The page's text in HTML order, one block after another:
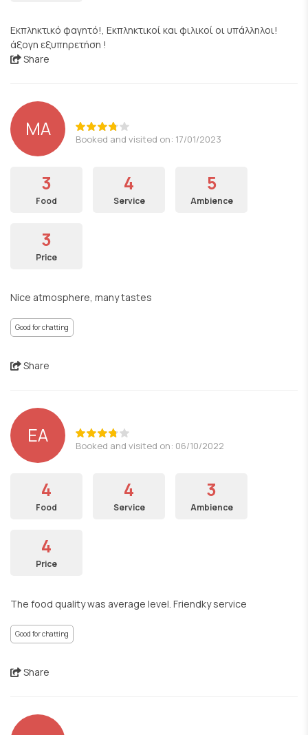
Εκπληκτικό φαγητό!, Εκπληκτικοί και φιλικοί οι υπάλληλοι!
άξογη εξυπηρετήση !
Share
ΜΑ Booked and visited on: 17/01/2023
3
Food
4
Service
5
Ambience
3
Price
Nice atmosphere, many tastes
Good for chatting
Share
EA Booked and visited on: 06/10/2022
4
Food
4
Service
3
Ambience
4
Price
The food quality was average level. Friendky service
Good for chatting
Share